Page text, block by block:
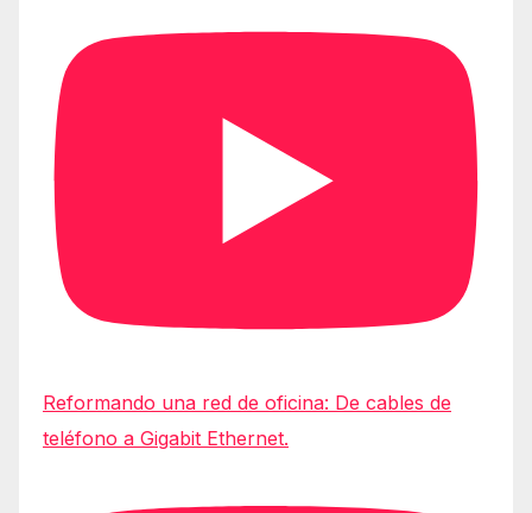
Reformando una red de oficina: De cables de
teléfono a Gigabit Ethernet.